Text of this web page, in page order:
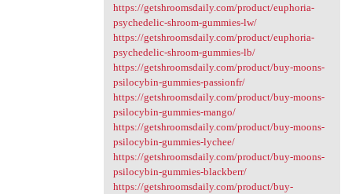
https://getshroomsdaily.com/product/euphoria-
psychedelic-shroom-gummies-lw/
https://getshroomsdaily.com/product/euphoria-
psychedelic-shroom-gummies-lb/
https://getshroomsdaily.com/product/buy-moons-
psilocybin-gummies-passionfr/
https://getshroomsdaily.com/product/buy-moons-
psilocybin-gummies-mango/
https://getshroomsdaily.com/product/buy-moons-
psilocybin-gummies-lychee/
https://getshroomsdaily.com/product/buy-moons-
psilocybin-gummies-blackberr/
https://getshroomsdaily.com/product/buy-